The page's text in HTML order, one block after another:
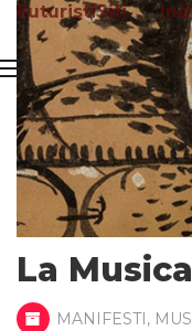
FuturistiSiti
La
MANIFESTI,